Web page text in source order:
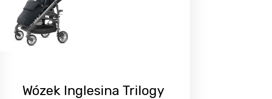
Wózek Inglesina Trilogy